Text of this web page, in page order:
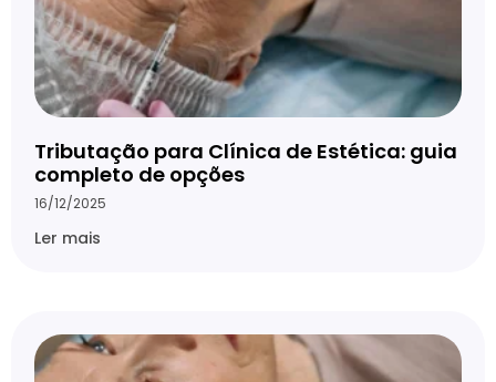
Tributação para Clínica de Estética: guia
completo de opções
16/12/2025
Ler mais